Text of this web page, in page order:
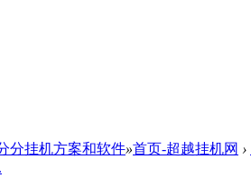
分挂机方案和软件»首页-超越挂机网 ›